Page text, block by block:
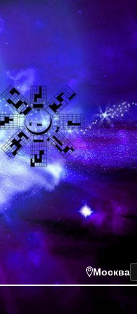
Москва